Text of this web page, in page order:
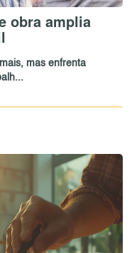
obra amplia
mas enfrenta